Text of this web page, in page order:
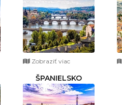
Zobraziť viac
ŠPANIELSKO